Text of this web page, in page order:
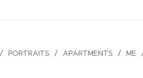
PORTRAITS APARTMENTS ME